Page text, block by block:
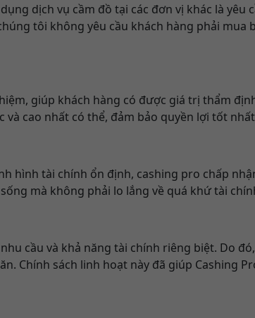
dịch vụ cầm đồ tại các đơn vị khác là
tôi không yêu cầu khách hàng phải
giúp khách hàng có được giá trị thẩm
cao nhất có thể, đảm bảo quyền lợi tốt
hình tài chính ổn định, cashing pro chấp
mà không phải lo lắng về quá khứ tài
cầu và khả năng tài chính riêng biệt. Do
Chính sách linh hoạt này đã giúp Cashing